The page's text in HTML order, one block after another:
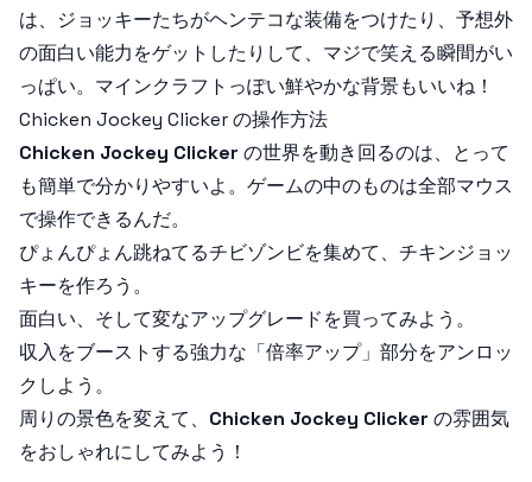
は、ジョッキーたちがヘンテコな装備をつけたり、予想外
の面白い能力をゲットしたりして、マジで笑える瞬間がい
っぱい。マインクラフトっぽい鮮やかな背景もいいね！
Chicken Jockey Clicker の操作方法
Chicken Jockey Clicker の世界を動き回るのは、とって
も簡単で分かりやすいよ。ゲームの中のものは全部マウス
で操作できるんだ。
ぴょんぴょん跳ねてるチビゾンビを集めて、チキンジョッ
キーを作ろう。
面白い、そして変なアップグレードを買ってみよう。
収入をブーストする強力な「倍率アップ」部分をアンロッ
クしよう。
周りの景色を変えて、 Chicken Jockey Clicker の雰囲気
をおしゃれにしてみよう！